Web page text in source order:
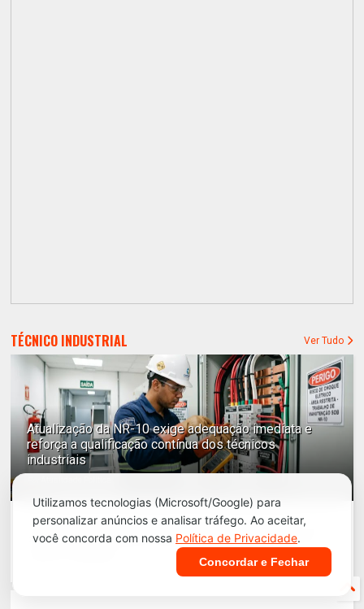
Utilizamos tecnologias (Microsoft/Google) para
personalizar anúncios e analisar tráfego. Ao aceitar,
você concorda com nossa Política de Privacidade.
Concordar e Fechar
TÉCNICO INDUSTRIAL Ver Tudo
Atualização da NR-10 exige adequação imediata e
reforça a qualificação contínua dos técnicos
industriais
A nova NR-10 entra em vigência a partir de 01/06/2027 (art. 5º da
Portaria MTE nº 737/2026). Veja o impacto na qualificação dos